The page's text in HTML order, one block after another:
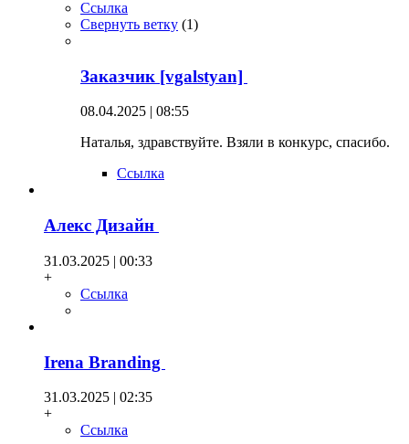
Ссылка
Свернуть ветку (1)
Заказчик [vgalstyan]
08.04.2025 | 08:55
Наталья, здравствуйте. Взяли в конкурс, спасибо.
Ссылка
Алекс Дизайн
31.03.2025 | 00:33
+
Ссылка
Irena Branding
31.03.2025 | 02:35
+
Ссылка